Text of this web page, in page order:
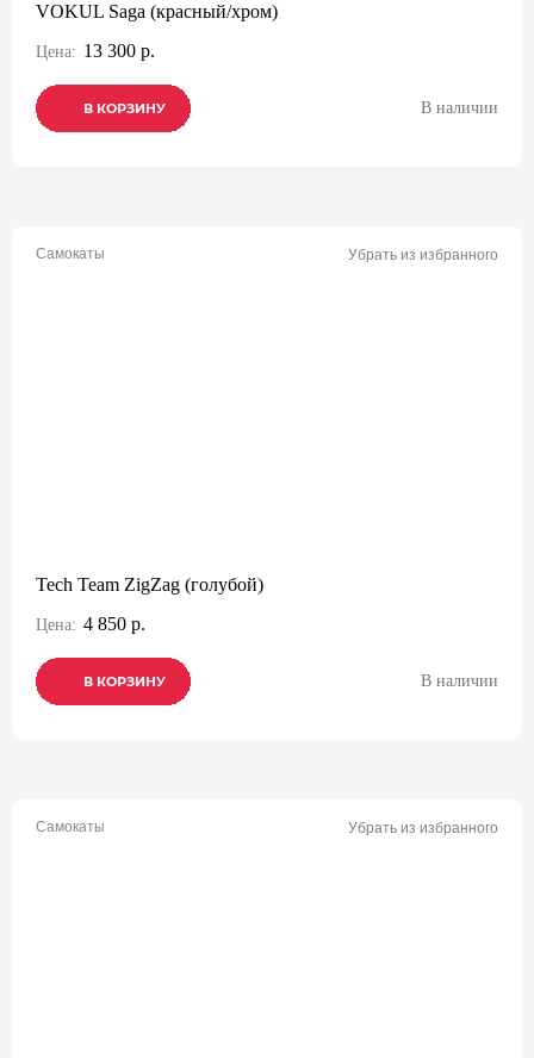
VOKUL Saga (красный/хром)
Цена: 13 300 р.
В КОРЗИНУ
В КОРЗИНУ
В КОРЗИНУ В наличии
Самокаты Убрать из избранного
Tech Team ZigZag (голубой)
Цена: 4 850 р.
В КОРЗИНУ
В КОРЗИНУ
В КОРЗИНУ В наличии
Самокаты Убрать из избранного